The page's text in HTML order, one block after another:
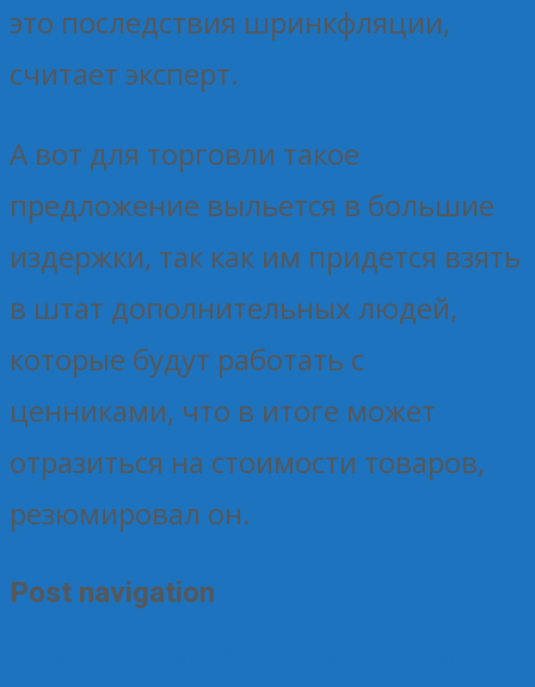
это последствия шринкфляции,
считает эксперт.
А вот для торговли такое
предложение выльется в большие
издержки, так как им придется взять
в штат дополнительных людей,
которые будут работать с
ценниками, что в итоге может
отразиться на стоимости товаров,
резюмировал он.
Post navigation